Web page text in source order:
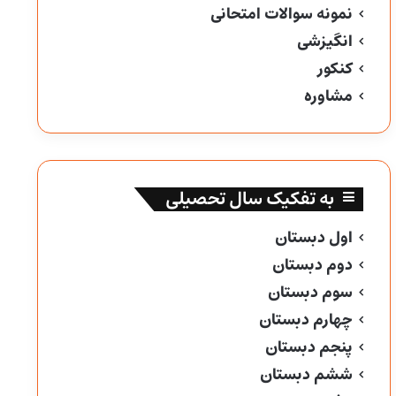
نمونه سوالات امتحانی
انگیزشی
کنکور
مشاوره
به تفکیک سال تحصیلی
اول دبستان
دوم دبستان
سوم دبستان
چهارم دبستان
پنجم دبستان
ششم دبستان